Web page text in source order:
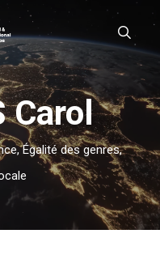
Carol
Égalité des genres,